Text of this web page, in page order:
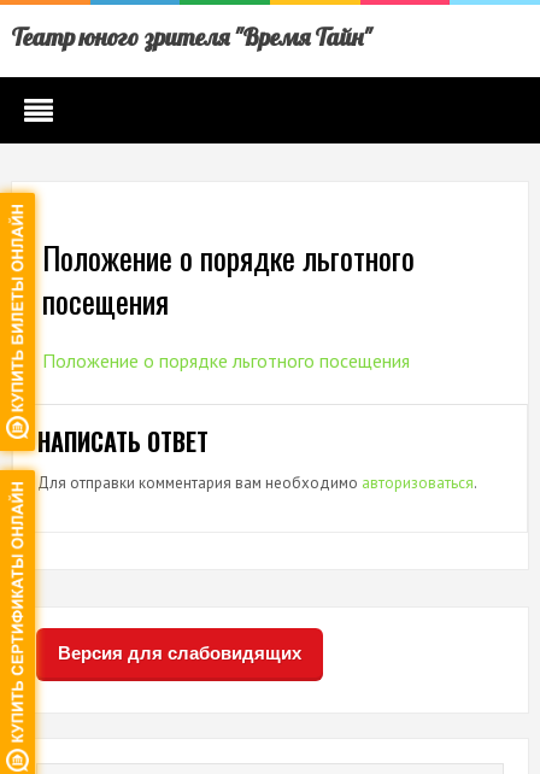
Театр юного зрителя "Время Тайн"
Положение о порядке льготного
посещения
Положение о порядке льготного посещения
НАПИСАТЬ ОТВЕТ
Для отправки комментария вам необходимо авторизоваться.
Версия для слабовидящих